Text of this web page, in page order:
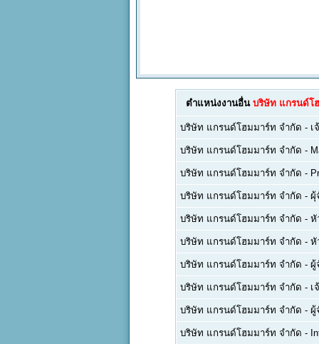
ตำแหน่งงานอื่น บริษัท แกรนด์โ
บริษัท แกรนด์โฮมมาร์ท จำกัด - เ
บริษัท แกรนด์โฮมมาร์ท จำกัด -
บริษัท แกรนด์โฮมมาร์ท จำกัด -
บริษัท แกรนด์โฮมมาร์ท จำกัด - ผุ้
บริษัท แกรนด์โฮมมาร์ท จำกัด - หั
บริษัท แกรนด์โฮมมาร์ท จำกัด - หั
บริษัท แกรนด์โฮมมาร์ท จำกัด - ผู้
บริษัท แกรนด์โฮมมาร์ท จำกัด - เ
บริษัท แกรนด์โฮมมาร์ท จำกัด - ผู้
บริษัท แกรนด์โฮมมาร์ท จำกัด -